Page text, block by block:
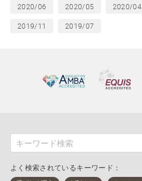
2020/06 2020/05 2020/04
2019/11 2019/07
よく検索されているキーワード：